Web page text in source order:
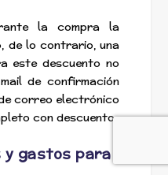
la compra la
de lo contrario, una
este descuento no
de confirmación
correo electrónico
con descuento.
y gastos para